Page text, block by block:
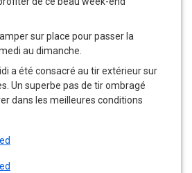
sur place pour passer la
au dimanche.
a été consacré au tir extérieur sur
Un superbe pas de tir ombragé
dans les meilleures conditions